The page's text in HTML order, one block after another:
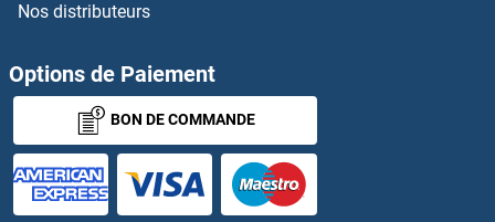
OTUB2 Anticorps
OTUD1 Anticorps
OTUD4 Anticorps
OTUD6A Anticorps
Nos distributeurs
Options de Paiement
BON DE COMMANDE